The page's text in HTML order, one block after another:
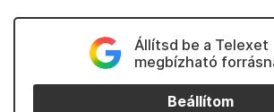
Állítsd be a Telexet
megbízható
Beállítom